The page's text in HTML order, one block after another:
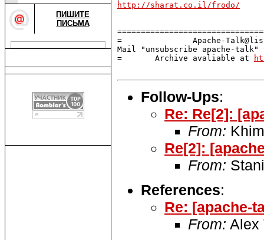
ПИШИТЕ
ПИСЬМА
http://sharat.co.il/frodo/
=               Apache-
Mail "unsubscribe apache-
=       Archive avaliable at
Follow-Ups:
Re: Re[2]:
From:
Re[2]:
From:
References:
Re: [apache-
From: Alex